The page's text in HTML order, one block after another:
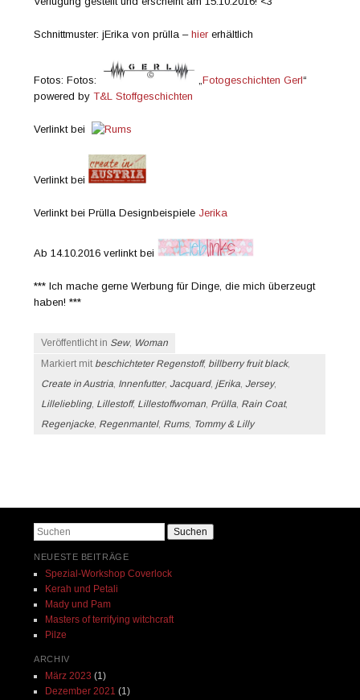
Schnittmuster: jErika von prülla –hier erhältlich
Fotos: Fotos: „Fotogeschichten Gerl“
powered byT&L Stoffgeschichten
Verlinkt bei
Verlinkt bei
Verlinkt bei Prülla Designbeispiele Jerika
Ab 14.10.2016 verlinkt bei
*** Ich mache gerne Werbung für Dinge, die mich überzeugt
haben! ***
Veröffentlicht in Sew, Woman
Markiert mit beschichteter Regenstoff, billberry fruit black,
Create in Austria, Innenfutter,Jacquard, jErika,Jersey,
Lilleliebling, Lillestoff, Lillestoffwoman, Prülla, Rain Coat,
Regenjacke, Regenmantel, Rums, Tommy & Lilly
Suchen
NEUESTE BEITRÄGE
Spezial-Workshop Coverlock
Kerah und Petali
Mady und Pam
Masters of terrifying witchcraft
Pilze
ARCHIV
März 2023 (1)
Dezember 2021 (1)